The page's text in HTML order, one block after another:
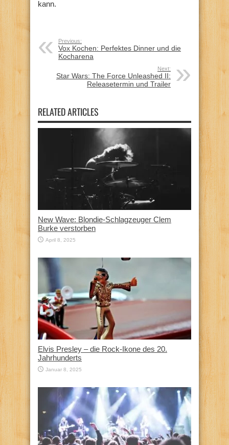
kann.
Previous:
Vox Kochen: Perfektes Dinner und die
Kocharena
Next:
Star Wars: The Force Unleashed II:
Releasetermin und Trailer
RELATED ARTICLES
New Wave: Blondie-Schlagzeuger Clem
Burke verstorben
April 8, 2025
Elvis Presley – die Rock-Ikone des 20.
Jahrhunderts
Januar 8, 2025